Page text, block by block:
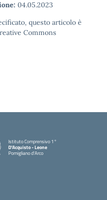
04.05.2023
questo articolo è
Commons
Istituto Comprensivo 1°
D'Acquisto - Leone
Pomigliano d'Arco
— Visita la pagina iniziale della scuola